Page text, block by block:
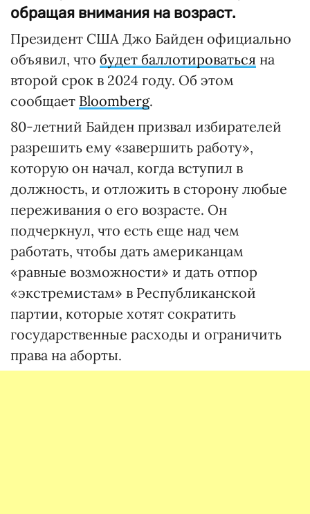
обращая внимания на возраст.
Президент США Джо Байден официально
объявил, что будет баллотироваться на
второй срок в 2024 году. Об этом
сообщает Bloomberg.
80-летний Байден призвал избирателей
разрешить ему «завершить работу»,
которую он начал, когда вступил в
должность, и отложить в сторону любые
переживания о его возрасте. Он
подчеркнул, что есть еще над чем
работать, чтобы дать американцам
«равные возможности» и дать отпор
«экстремистам» в Республиканской
партии, которые хотят сократить
государственные расходы и ограничить
права на аборты.